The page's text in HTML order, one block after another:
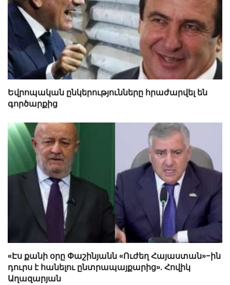
Եվրոպական ընկերությունները հրաժարվել են
գործարքից
«Էս քանի օրը Փաշինյանն «Ուժեղ Հայաստան»-ին
դուրս է հանելու ընտրապայքարից». Հովիկ
Աղազարյան